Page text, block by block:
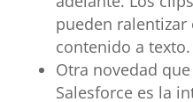
pueden ralentizar
contenido a texto.
Otra novedad
Salesforce es la